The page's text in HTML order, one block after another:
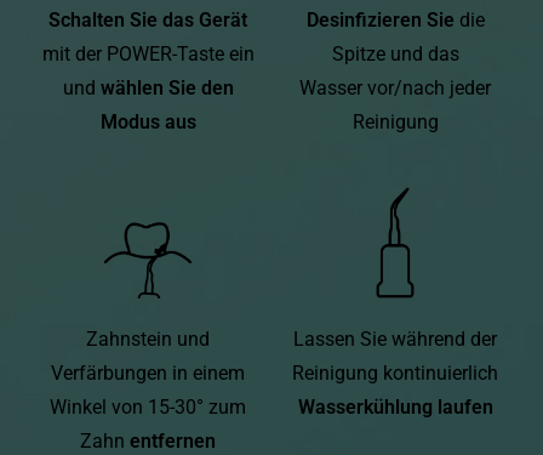
Schalten Sie das Gerät
mit der POWER-Taste ein
und wählen Sie den
Modus aus
Desinfizieren Sie die
Spitze und das
Wasser vor/nach jeder
Reinigung
Zahnstein und
Verfärbungen in einem
Winkel von 15-30° zum
Zahn entfernen
Lassen Sie während der
Reinigung kontinuierlich
Wasserkühlung laufen